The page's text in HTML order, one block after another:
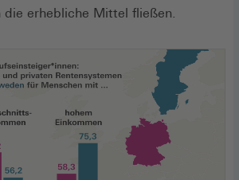
die erhebliche Mittel fließen.